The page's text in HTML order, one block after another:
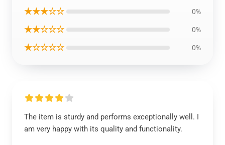
★★★☆☆ 0%
★★☆☆☆ 0%
★☆☆☆☆ 0%
The item is sturdy and performs exceptionally well. I
am very happy with its quality and functionality.